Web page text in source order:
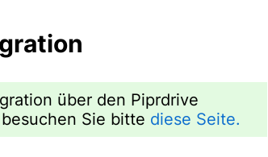
über den Piprdrive
Sie bitte diese Seite.